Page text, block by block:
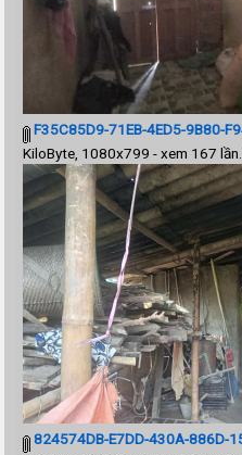
F35C85D9-71EB-4ED5-9B80-
KiloByte, 1080x799 - xem 167
824574DB-E7DD-430A-886D-